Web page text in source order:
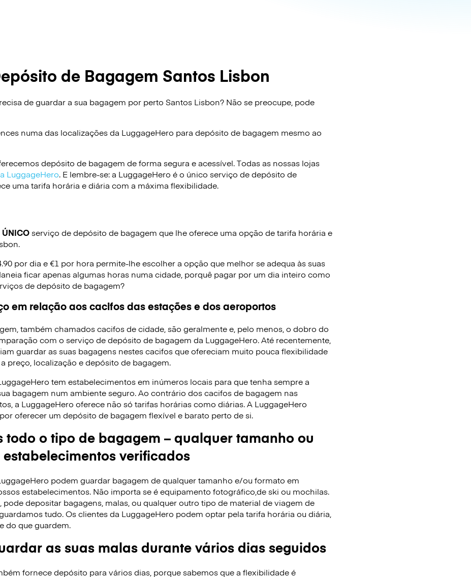
de Bagagem Santos Lisbon
de guardar a sua bagagem por perto Santos Lisbon? Não se preocupe, pode
numa das localizações da LuggageHero para depósito de bagagem mesmo ao
depósito de bagagem de forma segura e acessível. Todas as nossas lojas
LuggageHero. E lembre-se: a LuggageHero é o único serviço de depósito de
uma tarifa horária e diária com a máxima flexibilidade.
ÚNICOserviço de depósito de bagagem que lhe oferece uma opção de tarifa horária e
por dia e €1 por hora permite-lhe escolher a opção que melhor se adequa às suas
ficar apenas algumas horas numa cidade, porquê pagar por um dia inteiro como
de depósito de bagagem?
em relação aos cacifos das estações e dos aeroportos
também chamados cacifos de cidade, são geralmente e, pelo menos, o dobro do
com o serviço de depósito de bagagem da LuggageHero. Até recentemente,
guardar as suas bagagens nestes cacifos que ofereciam muito pouca flexibilidade
preço, localização e depósito de bagagem.
tem estabelecimentos em inúmeros locais para que tenha sempre a
bagagem num ambiente seguro. Ao contrário dos cacifos de bagagem nas
a LuggageHero oferece não só tarifas horárias como diárias. A LuggageHero
oferecer um depósito de bagagem flexível e barato perto de si.
todo o tipo de bagagem – qualquer tamanho ou
verificados
podem guardar bagagem de qualquer tamanho e/ou formato em
estabelecimentos. Não importa se é equipamento fotográfico,de ski ou mochilas.
pode depositar bagagens, malas, ou qualquer outro tipo de material de viagem de
tudo. Os clientes da LuggageHero podem optar pela tarifa horária ou diária,
do que guardem.
as suas malas durante vários dias seguidos
fornece depósito para vários dias, porque sabemos que a flexibilidade é